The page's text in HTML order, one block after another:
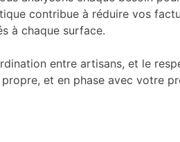
contribue à réduire vos
à chaque surface.
entre artisans, et le
et en phase avec votre